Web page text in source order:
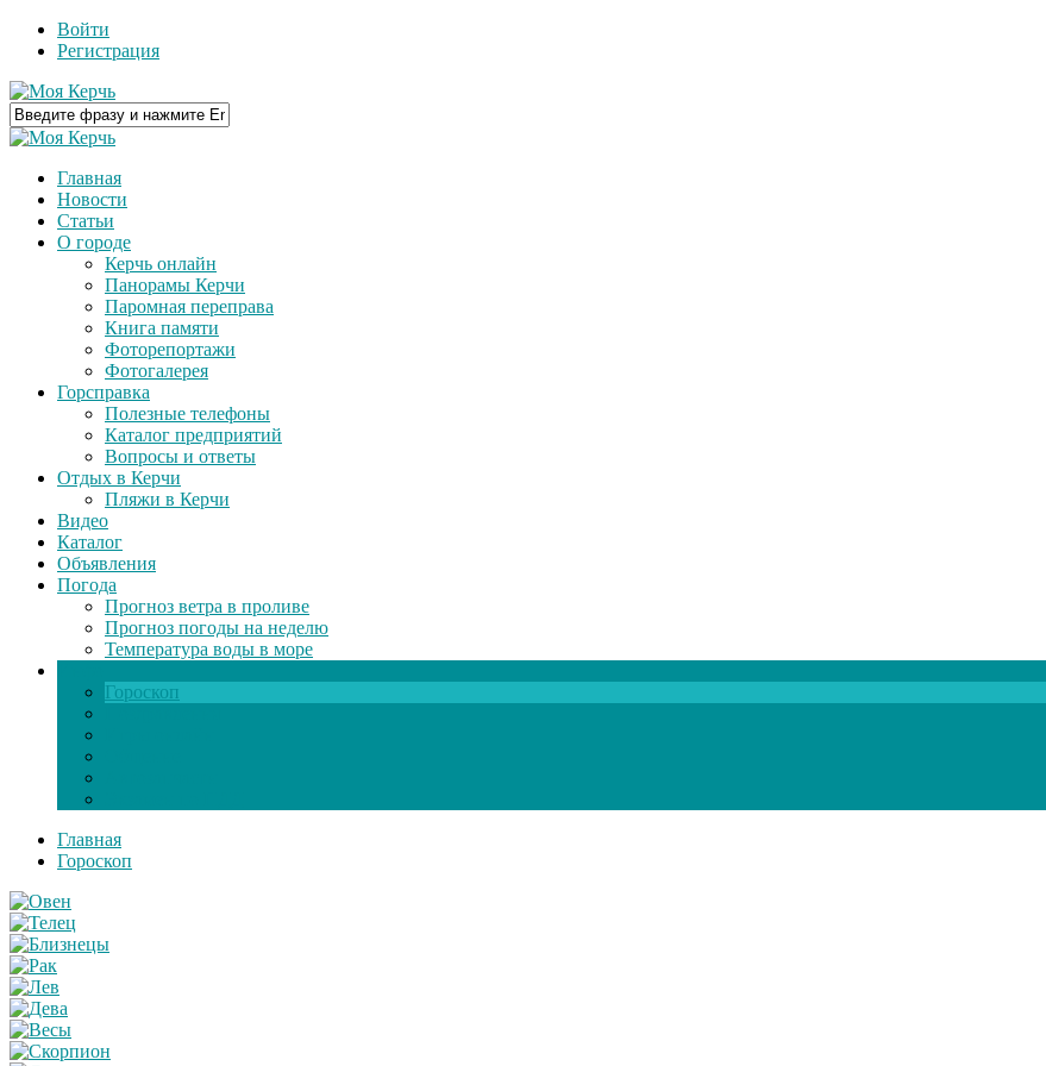
Войти
Регистрация
Главная
Новости
Статьи
О городе
Керчь онлайн
Панорамы Керчи
Паромная переправа
Книга памяти
Фоторепортажи
Фотогалерея
Горсправка
Полезные телефоны
Каталог предприятий
Вопросы и ответы
Отдых в Керчи
Пляжи в Керчи
Видео
Каталог
Объявления
Погода
Прогноз ветра в проливе
Прогноз погоды на неделю
Температура воды в море
Гороскоп
Главная
Гороскоп